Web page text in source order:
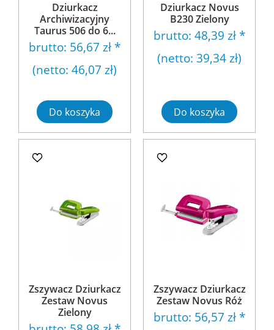
Dziurkacz
Archiwizacyjny
Taurus 506 do 6...
brutto: 56,67 zł *
(netto: 46,07 zł)
Do koszyka
Dziurkacz Novus
B230 Zielony
brutto: 48,39 zł *
(netto: 39,34 zł)
Do koszyka
Zszywacz Dziurkacz
Zestaw Novus
Zielony
Zszywacz Dziurkacz
Zestaw Novus Róż
brutto: 56,57 zł *